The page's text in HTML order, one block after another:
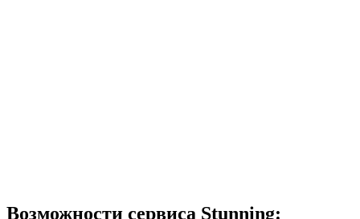
Возможности сервиса Stunning: